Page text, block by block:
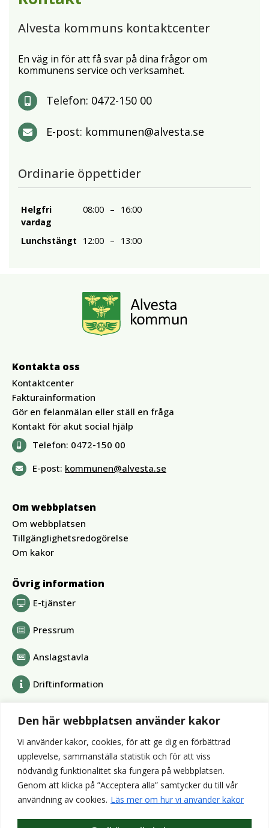
Den här webbplatsen använder kakor
Vi använder kakor, cookies, för att ge dig en förbättrad
upplevelse, sammanställa statistik och för att viss
nödvändig funktionalitet ska fungera på webbplatsen.
Genom att klicka på ”Acceptera alla” samtycker du till vår
användning av cookies. Läs mer om hur vi använder kakor
Alvesta kommuns kontaktcenter
En väg in för att få svar på dina frågor om
kommunens service och verksamhet.
Telefon: 0472-150 00
E-post: kommunen@alvesta.se
Ordinarie öppettider
Helgfri
vardag
08:00 – 16:00
Lunchstängt 12:00 – 13:00
Kontakta oss
Kontaktcenter
Fakturainformation
Gör en felanmälan eller ställ en fråga
Kontakt för akut social hjälp
Telefon: 0472-150 00
E-post: kommunen@alvesta.se
Om webbplatsen
Om webbplatsen
Tillgänglighetsredogörelse
Om kakor
Övrig information
E-tjänster
Pressrum
Anslagstavla
Driftinformation
Alvesta Renhållnings AB
Alvesta Energi AB
AllboHus Bostad AB
Huseby bruk AB
Värends räddningstjänst
Wexnet AB